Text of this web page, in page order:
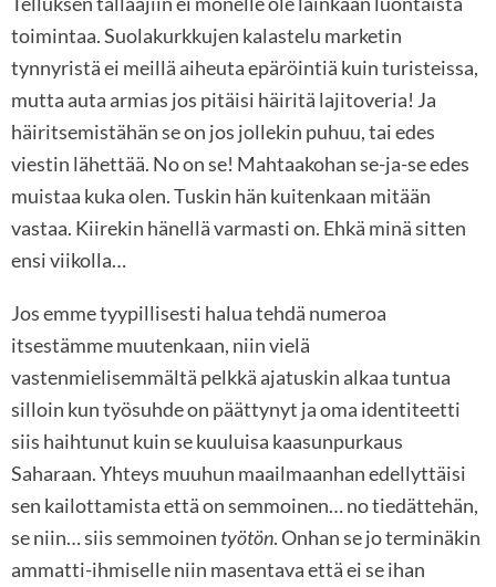
toimintaa. Suolakurkkujen kalastelu marketin
tynnyristä ei meillä aiheuta epäröintiä kuin turisteissa,
mutta auta armias jos pitäisi häiritä lajitoveria! Ja
häiritsemistähän se on jos jollekin puhuu, tai edes
viestin lähettää. No on se! Mahtaakohan se-ja-se edes
muistaa kuka olen. Tuskin hän kuitenkaan mitään
vastaa. Kiirekin hänellä varmasti on. Ehkä minä sitten
ensi viikolla…
Jos emme tyypillisesti halua tehdä numeroa
itsestämme muutenkaan, niin vielä
vastenmielisemmältä pelkkä ajatuskin alkaa tuntua
silloin kun työsuhde on päättynyt ja oma identiteetti
siis haihtunut kuin se kuuluisa kaasunpurkaus
Saharaan. Yhteys muuhun maailmaanhan edellyttäisi
sen kailottamista että on semmoinen… no tiedättehän,
se niin… siis semmoinen työtön. Onhan se jo terminäkin
ammatti-ihmiselle niin masentava että ei se ihan